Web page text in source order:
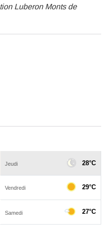
Luberon Monts de